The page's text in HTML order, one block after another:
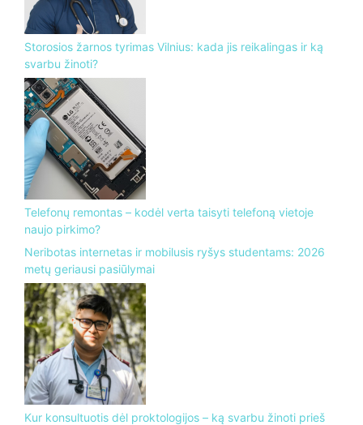
Storosios žarnos tyrimas Vilnius: kada jis reikalingas ir ką
svarbu žinoti?
Telefonų remontas – kodėl verta taisyti telefoną vietoje
naujo pirkimo?
Neribotas internetas ir mobilusis ryšys studentams: 2026
metų geriausi pasiūlymai
Kur konsultuotis dėl proktologijos – ką svarbu žinoti prieš